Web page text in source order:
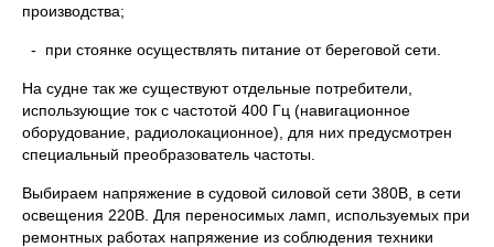
производства;
- при стоянке осуществлять питание от береговой сети.
На судне так же существуют отдельные потребители,
использующие ток с частотой 400 Гц (навигационное
оборудование, радиолокационное), для них предусмотрен
специальный преобразователь частоты.
Выбираем напряжение в судовой силовой сети 380В, в сети
освещения 220В. Для переносимых ламп, используемых при
ремонтных работах напряжение из соблюдения техники